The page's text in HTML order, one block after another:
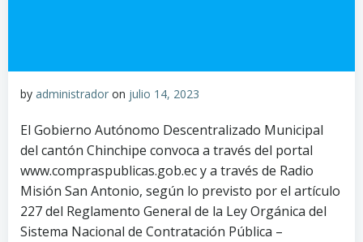
by administrador on julio 14, 2023
El Gobierno Autónomo Descentralizado Municipal
del cantón Chinchipe convoca a través del portal
www.compraspublicas.gob.ec y a través de Radio
Misión San Antonio, según lo previsto por el artículo
227 del Reglamento General de la Ley Orgánica del
Sistema Nacional de Contratación Pública –